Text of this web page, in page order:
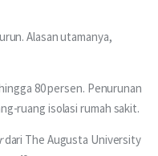
Alasan utamanya,
80 persen. Penurunan
ruang isolasi rumah sakit.
dari The Augusta University